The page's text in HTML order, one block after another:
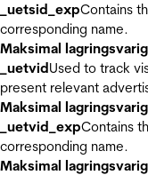
_uetsid_expContains
corresponding name.
Maksimal
_uetvidUsed to track
present relevant
Maksimal
_uetvid_expContains
corresponding name.
Maksimal